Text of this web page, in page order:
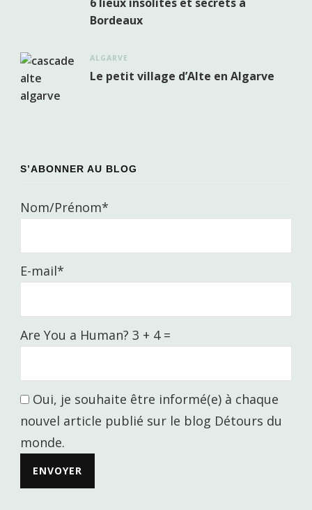
Bordeaux
ALGARVE
Le petit village d’Alte en Algarve
S’ABONNER AU BLOG
Nom/Prénom*
E-mail*
Are You a Human? 3 + 4 =
Oui, je souhaite être informé(e) à chaque
nouvel article publié sur le blog Détours du
monde.